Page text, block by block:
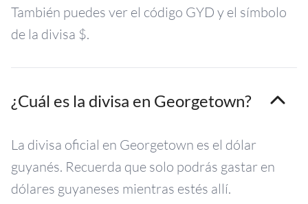
También puedes ver el código GYD y el símbolo
de la divisa $.
¿Cuál es la divisa en Georgetown?
La divisa oficial en Georgetown es el dólar
guyanés. Recuerda que solo podrás gastar en
dólares guyaneses mientras estés allí.